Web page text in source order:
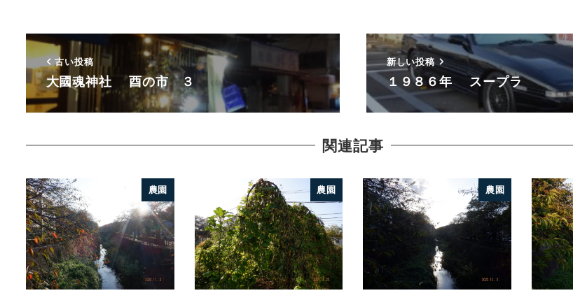
古い投稿
大國魂神社 酉の市 ３
新しい投稿
１９８６年 スープラ
関連記事
農園 農園 農園